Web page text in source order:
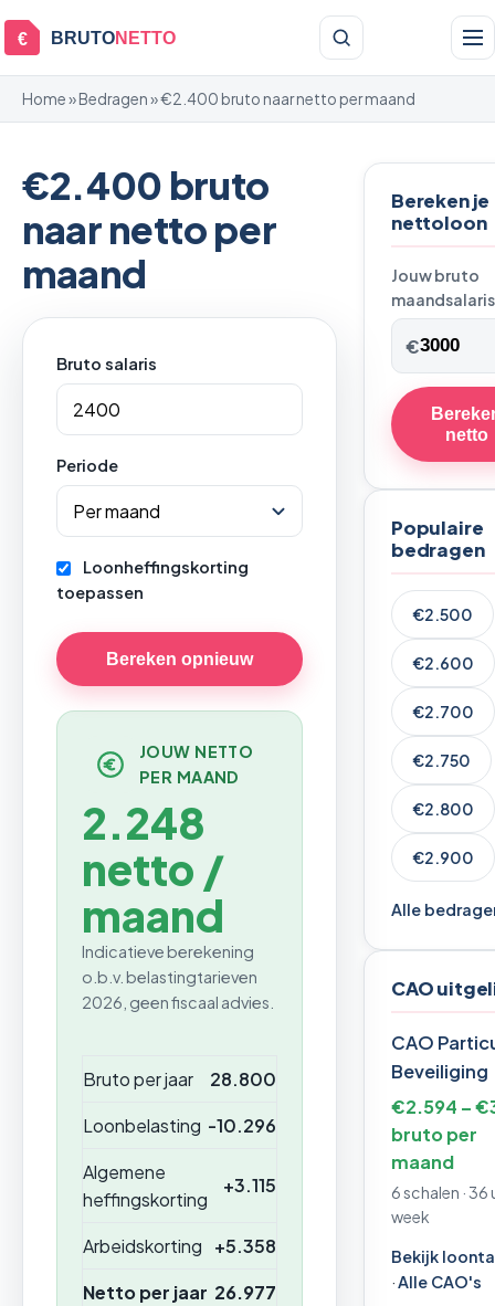
€ BRUTONETTO
Home»Bedragen» €2.400 bruto naar netto per maand
€2.400 bruto
naar netto per
maand
Bruto salaris
Periode
Loonheffingskorting
toepassen
Bereken opnieuw
JOUW NETTO
PER MAAND
2.248
netto /
maand
Indicatieve berekening
o.b.v. belastingtarieven
2026, geen fiscaal advies.
Bruto per jaar
28.800
Loonbelasting -10.296
Algemene
heffingskorting
+3.115
Arbeidskorting
+5.358
Netto per jaar 26.977
Bereken je
nettoloon
Jouw bruto
maandsalaris
€
netto
Populaire
bedragen
€2.500
€2.600
€2.700
€2.750
€2.800
€2.900
Alle
CAO
CAO
Beveiliging
€2.594 –
bruto per
maand
6 schalen · 36
week
Bekijk
·Alle CAO's